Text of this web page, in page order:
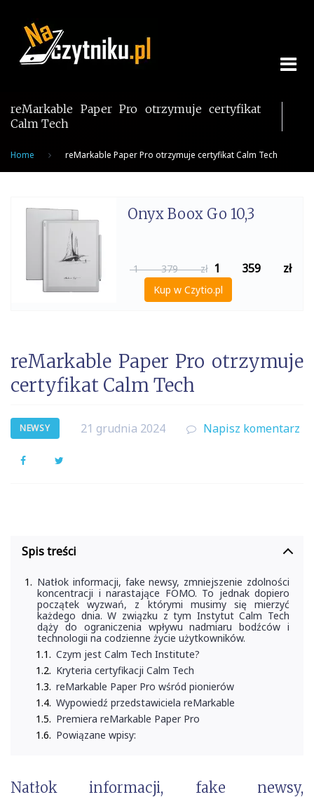
content
reMarkable Paper Pro otrzymuje certyfikat
Calm Tech
Home reMarkable Paper Pro otrzymuje certyfikat Calm Tech
Onyx Boox Go 10,3
1 379 zł 1 359 zł
Kup w Czytio.pl
reMarkable Paper Pro otrzymuje
certyfikat Calm Tech
NEWSY 21 grudnia 2024 Napisz komentarz
Facebook
Spis treści
Natłok informacji, fake newsy, zmniejszenie zdolności
koncentracji i narastające FOMO. To jednak dopiero
początek wyzwań, z którymi musimy się mierzyć
każdego dnia. W związku z tym Instytut Calm Tech
dąży do ograniczenia wpływu nadmiaru bodźców i
technologii na codzienne życie użytkowników.
Czym jest Calm Tech Institute?
Kryteria certyfikacji Calm Tech
reMarkable Paper Pro wśród pionierów
Wypowiedź przedstawiciela reMarkable
Premiera reMarkable Paper Pro
Powiązane wpisy:
Natłok informacji, fake newsy,